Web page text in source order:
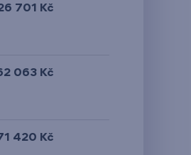
701 Kč
063 Kč
420 Kč